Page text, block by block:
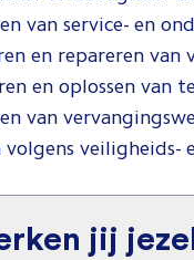
van service- en
en repareren
en oplossen van
van
volgens
jij